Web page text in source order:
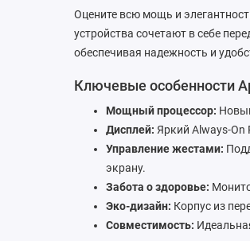
Оцените всю мощь и
устройства сочетают в себе
обеспечивая надежность и
Ключевые особенности
Мощный процессор:
Дисплей: Яркий Always-On
Управление жестами:
экрану.
Забота о здоровье:
Эко-дизайн: Корпус из
Совместимость: